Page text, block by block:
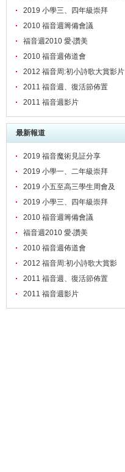
職員靈修會
2019 小學三、四年級崇拜
2010 福音週籌備會議
福音週2010 愛‧讚美
2010 福音週佈道會
2012 福音周:初小詩歌大賞影片
2011 福音週、復活節佈置
2011 福音週影片
最新報道
2019 福音魔術見証分享
2019 小學一、二年級崇拜
2019 小五至高三學生周會及
2019 小學三、四年級崇拜
2010 福音週籌備會議
福音週2010 愛‧讚美
2010 福音週佈道會
2012 福音周:初小詩歌大賞影
2011 福音週、復活節佈置
2011 福音週影片